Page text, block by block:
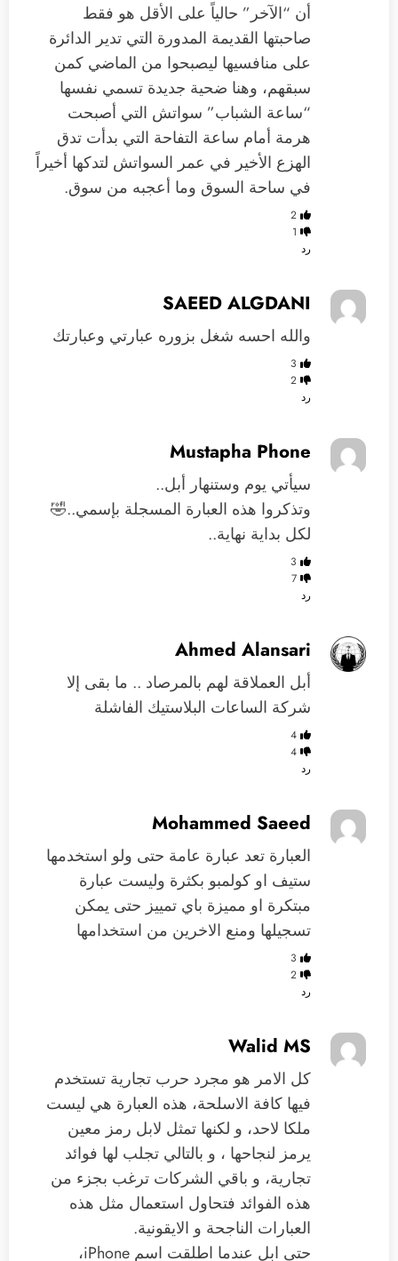
أن “الآخر” حالياً على الأقل هو فقط
صاحبتها القديمة المدورة التي تدير الدائرة
على منافسيها ليصبحوا من الماضي كمن
سبقهم، وهنا ضحية جديدة تسمي نفسها
“ساعة الشباب” سواتش التي أصبحت
هرمة أمام ساعة التفاحة التي بدأت تدق
الهزع الأخير في عمر السواتش لتدكها أخيراً
في ساحة السوق وما أعجبه من سوق.
2
1
رد
SAEED ALGDANI
والله احسه شغل بزوره عبارتي وعبارتك
3
2
رد
Mustapha Phone
سيأتي يوم وستنهار أبل..
وتذكروا هذه العبارة المسجلة بإسمي..🤣
لكل بداية نهاية..
3
7
رد
Ahmed Alansari
أبل العملاقة لهم بالمرصاد .. ما بقى إلا
شركة الساعات البلاستيك الفاشلة
4
4
رد
Mohammed Saeed
العبارة تعد عبارة عامة حتى ولو استخدمها
ستيف او كولمبو بكثرة وليست عبارة
مبتكرة او مميزة باي تمييز حتى يمكن
تسجيلها ومنع الاخرين من استخدامها
3
2
رد
Walid MS
كل الامر هو مجرد حرب تجارية تستخدم
فيها كافة الاسلحة، هذه العبارة هي ليست
ملكا لاحد، و لكنها تمثل لابل رمز معين
يرمز لنجاحها ، و بالتالي تجلب لها فوائد
تجارية، و باقي الشركات ترغب بجزء من
هذه الفوائد فتحاول استعمال مثل هذه
العبارات الناجحة و الايقونية.
حتى ابل عندما اطلقت اسم iPhone،